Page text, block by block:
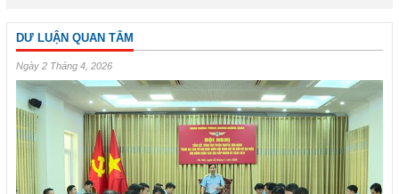
DƯ LUẬN QUAN TÂM
Ngày 2 Tháng 4, 2026